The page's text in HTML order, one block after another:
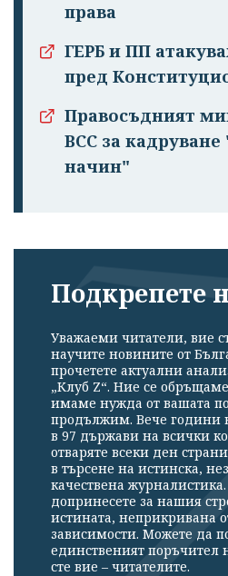
права
ГЕРБ и ПП
пред
Правосъдният
ВСС за
начин"
Подкрепете
Уважаеми читатели, вие
научите новините от
прочетете актуални
„Клуб Z“. Ние се
имаме нужда от вашата
продължим. Вече години
в 97 държави на всички
отваряте всеки ден
в търсене на истинска,
качествена
допринесете за нашия
истината, неприкривана
зависимости. Можете да
единственият поръчител
сте вие – читателите.